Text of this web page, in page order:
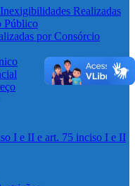
Realizadas
Público
por Consórcio
I e II e art. 75 inciso I e II